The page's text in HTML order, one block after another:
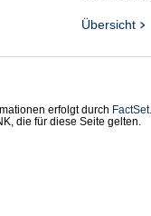
Übersicht
erfolgt durch FactSet.
die für diese Seite gelten.